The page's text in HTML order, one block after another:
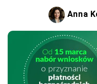
Anna